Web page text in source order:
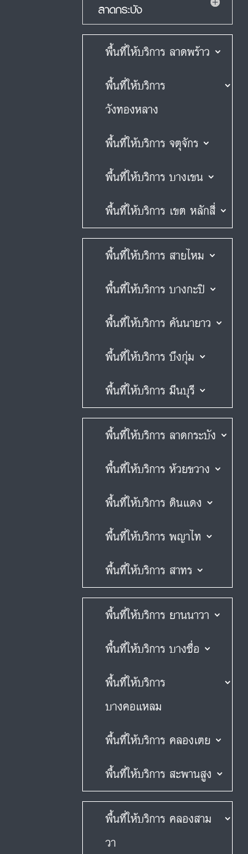
ลาดกระบัง
พื้นที่ให้บริการ ลาดพร้าว
พื้นที่ให้บริการ
วังทองหลาง
พื้นที่ให้บริการ จตุจักร
พื้นที่ให้บริการ บางเขน
พื้นที่ให้บริการ เขต หลักสี่
พื้นที่ให้บริการ สายไหม
พื้นที่ให้บริการ บางกะปิ
พื้นที่ให้บริการ คันนายาว
พื้นที่ให้บริการ บึงกุ่ม
พื้นที่ให้บริการ มีนบุรี
พื้นที่ให้บริการ ลาดกระบัง
พื้นที่ให้บริการ ห้วยขวาง
พื้นที่ให้บริการ ดินแดง
พื้นที่ให้บริการ พญาไท
พื้นที่ให้บริการ สาทร
พื้นที่ให้บริการ ยานนาวา
พื้นที่ให้บริการ บางซื่อ
พื้นที่ให้บริการ
บางคอแหลม
พื้นที่ให้บริการ คลองเตย
พื้นที่ให้บริการ สะพานสูง
พื้นที่ให้บริการ คลองสาม
วา